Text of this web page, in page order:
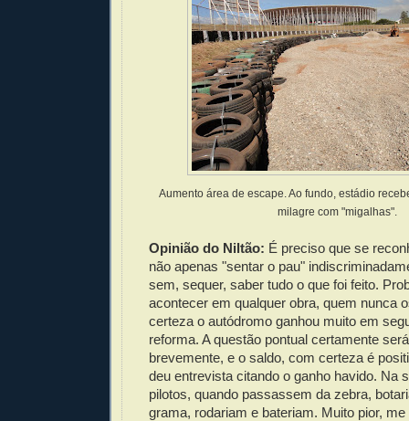
Aumento área de escape. Ao fundo, estádio
milagre com "migalhas".
Opinião do Niltão: É preciso que se
não apenas "sentar o pau"
sem, sequer, saber tudo o que foi feito.
acontecer em qualquer obra, quem nunca
certeza o autódromo ganhou muito em
reforma. A questão pontual certamente
brevemente, e o saldo, com certeza é
deu entrevista citando o ganho havido. Na
pilotos, quando passassem da zebra,
grama, rodariam e bateriam. Muito pior, me